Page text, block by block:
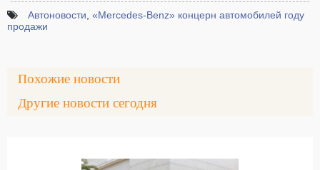
Автоновости «Mercedes-Benz» концерн автомобилей году
продажи
Похожие новости
Другие новости сегодня